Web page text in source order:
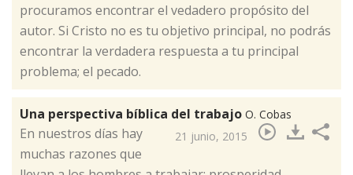
procuramos encontrar el vedadero propósito del
autor. Si Cristo no es tu objetivo principal, no podrás
encontrar la verdadera respuesta a tu principal
problema; el pecado.
Una perspectiva bíblica del trabajo O. Cobas
21 junio, 2015
​En nuestros días hay
muchas razones que